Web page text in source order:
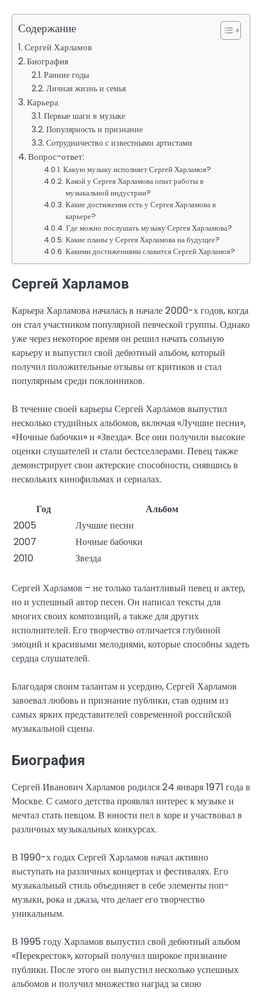
Содержание
Сергей Харламов
Биография
Ранние годы
Личная жизнь и семья
Карьера
Первые шаги в музыке
Популярность и признание
Сотрудничество с известными артистами
Вопрос-ответ:
Какую музыку исполняет Сергей Харламов?
Какой у Сергея Харламова опыт работы в
музыкальной индустрии?
Какие достижения есть у Сергея Харламова в
карьере?
Где можно послушать музыку Сергея Харламова?
Какие планы у Сергея Харламова на будущее?
Какими достижениями славится Сергей Харламов?
Сергей Харламов
Карьера Харламова началась в начале 2000-х годов, когда
он стал участником популярной певческой группы. Однако
уже через некоторое время он решил начать сольную
карьеру и выпустил свой дебютный альбом, который
получил положительные отзывы от критиков и стал
популярным среди поклонников.
В течение своей карьеры Сергей Харламов выпустил
несколько студийных альбомов, включая «Лучшие песни»,
«Ночные бабочки» и «Звезда». Все они получили высокие
оценки слушателей и стали бестселлерами. Певец также
демонстрирует свои актерские способности, снявшись в
нескольких кинофильмах и сериалах.
Год
Альбом
2005
Лучшие песни
2007
Ночные бабочки
2010
Звезда
Сергей Харламов – не только талантливый певец и актер,
но и успешный автор песен. Он написал тексты для
многих своих композиций, а также для других
исполнителей. Его творчество отличается глубиной
эмоций и красивыми мелодиями, которые способны задеть
сердца слушателей.
Благодаря своим талантам и усердию, Сергей Харламов
завоевал любовь и признание публики, став одним из
самых ярких представителей современной российской
музыкальной сцены.
Биография
Сергей Иванович Харламов родился 24 января 1971 года в
Москве. С самого детства проявлял интерес к музыке и
мечтал стать певцом. В юности пел в хоре и участвовал в
различных музыкальных конкурсах.
В 1990-х годах Сергей Харламов начал активно
выступать на различных концертах и фестивалях. Его
музыкальный стиль объединяет в себе элементы поп-
музыки, рока и джаза, что делает его творчество
уникальным.
В 1995 году Харламов выпустил свой дебютный альбом
«Перекресток», который получил широкое признание
публики. После этого он выпустил несколько успешных
альбомов и получил множество наград за свою